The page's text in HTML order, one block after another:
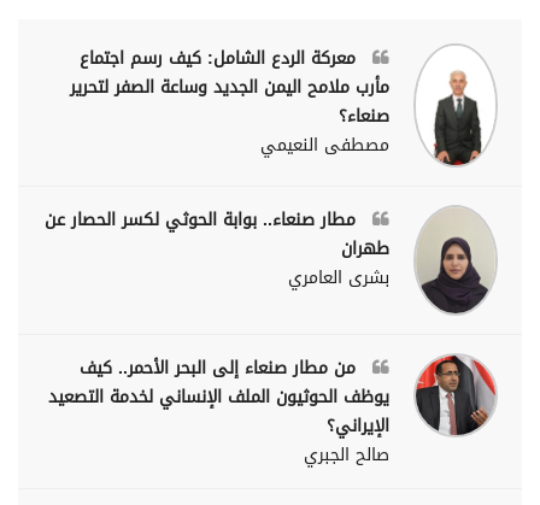
معركة الردع الشامل: كيف رسم اجتماع
مأرب ملامح اليمن الجديد وساعة الصفر لتحرير
صنعاء؟
مصطفى النعيمي
مطار صنعاء.. بوابة الحوثي لكسر الحصار عن
طهران
بشرى العامري
من مطار صنعاء إلى البحر الأحمر.. كيف
يوظف الحوثيون الملف الإنساني لخدمة التصعيد
الإيراني؟
صالح الجبري